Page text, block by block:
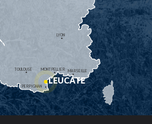
MONTPELLIER
PERPIGNAN
MARSEILLE
TOULOUSE
LYON
LEUCATE